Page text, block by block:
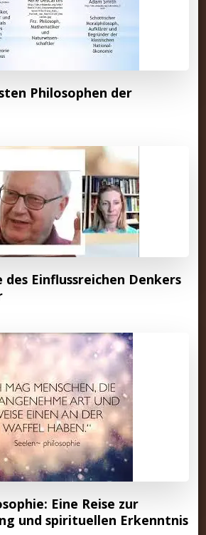
Philosophen der
des Einflussreichen Denkers
Eine Reise zur
und spirituellen Erkenntnis